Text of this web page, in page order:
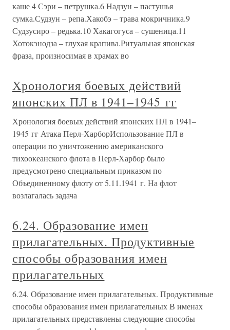
каше 4 Сэри – петрушка.6 Надзун – пастушья
сумка.Судзун – репа.Хакобэ – трава мокричника.9
Судзусиро – редька.10 Хакагогуса – сушеница.11
Хотокэнодза – глухая крапива.Ритуальная японская
фраза, произносимая в храмах во
Хронология боевых действий
японских ПЛ в 1941–1945 гг
Хронология боевых действий японских ПЛ в 1941–
1945 гг Атака Перл-ХарборИспользование ПЛ в
операции по уничтожению американского
тихоокеанского флота в Перл-Харбор было
предусмотрено специальным приказом по
Объединенному флоту от 5.11.1941 г. На флот
возлагалась задача
6.24. Образование имен
прилагательных. Продуктивные
способы образования имен
прилагательных
6.24. Образование имен прилагательных. Продуктивные
способы образования имен прилагательных В именах
прилагательных представлены следующие способы